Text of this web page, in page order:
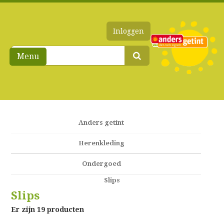
Inloggen
Menu
Anders getint
Herenkleding
Ondergoed
Slips
Slips
Er zijn 19 producten